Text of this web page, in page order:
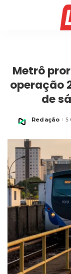
Metrô
operação
de
Posted
Redação